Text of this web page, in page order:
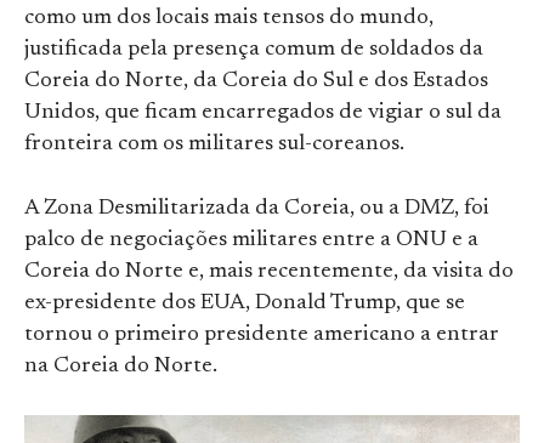
como um dos locais mais tensos do mundo,
justificada pela presença comum de soldados da
Coreia do Norte, da Coreia do Sul e dos Estados
Unidos, que ficam encarregados de vigiar o sul da
fronteira com os militares sul-coreanos.
A Zona Desmilitarizada da Coreia, ou a DMZ, foi
palco de negociações militares entre a ONU e a
Coreia do Norte e, mais recentemente, da visita do
ex-presidente dos EUA, Donald Trump, que se
tornou o primeiro presidente americano a entrar
na Coreia do Norte.